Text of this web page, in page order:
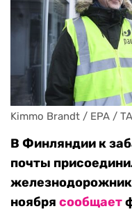
Kimmo Brandt / EPA /
В Финляндии к
почты
ноября сообщает